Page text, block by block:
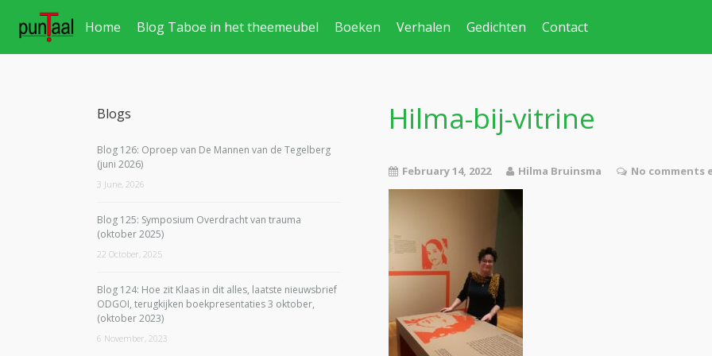
Home Blog Taboe in het theemeubel Boeken Verhalen Gedichten Contact
Hilma-bij-vitrine
February 14, 2022 Hilma Bruinsma No comments
Blogs
Blog 126: Oproep van De Mannen van de Tegelberg
(juni 2026)
3 June, 2026
Blog 125: Symposium Overdracht van trauma
(oktober 2025)
22 October, 2025
Blog 124: Hoe zit Klaas in dit alles, laatste nieuwsbrief
ODGOI, terugkijken boekpresentaties 3 oktober,
(oktober 2023)
6 November, 2023